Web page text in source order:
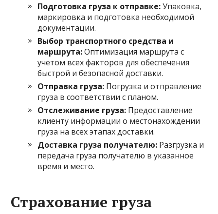
Подготовка груза к отправке:Упаковка,
маркировка и подготовка необходимой
документации.
Выбор транспортного средства и
маршрута:Оптимизация маршрута с
учетом всех факторов для обеспечения
быстрой и безопасной доставки.
Отправка груза: Погрузка и отправление
груза в соответствии с планом.
Отслеживание груза: Предоставление
клиенту информации о местонахождении
груза на всех этапах доставки.
Доставка груза получателю: Разгрузка и
передача груза получателю в указанное
время и место.
Страхование груза